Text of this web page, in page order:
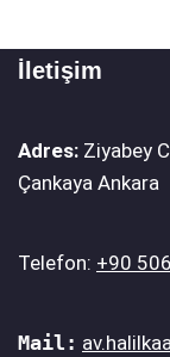
İletişim
Adres: Ziyabey
Çankaya Ankara
Telefon: +90
Mail: